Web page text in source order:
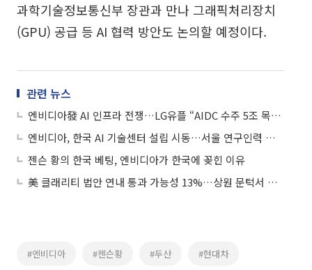
과학기술정보통신부 장관과 만나 그래픽처리장치
(GPU) 공급 등 AI 협력 방안도 논의할 예정이다.
관련 뉴스
엔비디아發 AI 인프라 전쟁…LG유플 “AIDC 수주 5조 목표”
엔비디아, 한국 AI 기술센터 설립 시동…서울 연구인력 채용 착수
젠슨 황의 한국 베팅, 엔비디아가 한국에 꽂힌 이유
美 클래리티 법안 연내 통과 가능성 13%…상원 문턱서 제동
#엔비디아 #젠슨황 #두산 #현대차